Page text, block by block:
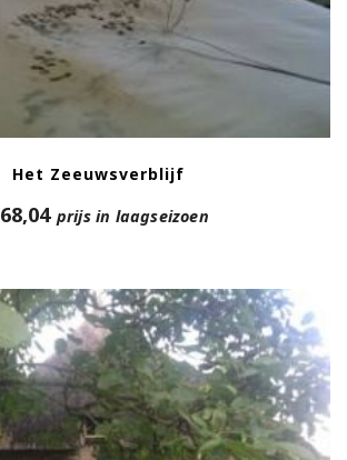
Het Zeeuwsverblijf
68,04 prijs in laagseizoen